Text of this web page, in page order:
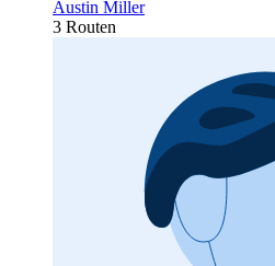
Austin Miller
3 Routen